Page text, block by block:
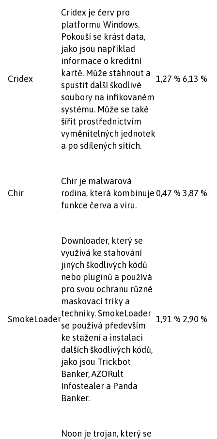
Cridex
Cridex je červ pro
platformu Windows.
Pokouší se krást data,
jako jsou například
informace o kreditní
kartě. Může stáhnout a
spustit další škodlivé
soubory na infikovaném
systému. Může se také
šířit prostřednictvím
vyměnitelných jednotek
a po sdílených sítích.
1,27 % 6,13 %
Chir
Chir je malwarová
rodina, která kombinuje
funkce červa a viru.
0,47 % 3,87 %
SmokeLoader
Downloader, který se
využívá ke stahování
jiných škodlivých kódů
nebo pluginů a používá
pro svou ochranu různé
maskovací triky a
techniky. SmokeLoader
se používá především
ke stažení a instalaci
dalších škodlivých kódů,
jako jsou Trickbot
Banker, AZORult
Infostealer a Panda
Banker.
1,91 % 2,90 %
Noon je trojan, který se